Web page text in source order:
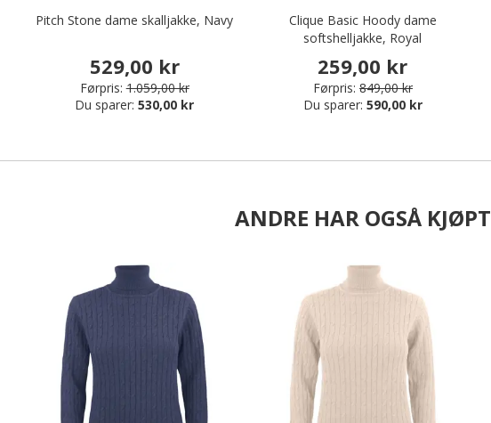
Pitch Stone dame skalljakke, Navy
529,00 kr
Førpris: 1.059,00 kr
Du sparer:530,00 kr
Clique Basic Hoody dame
softshelljakke, Royal
259,00 kr
Førpris: 849,00 kr
Du sparer: 590,00 kr
ANDRE HAR OGSÅ KJØPT